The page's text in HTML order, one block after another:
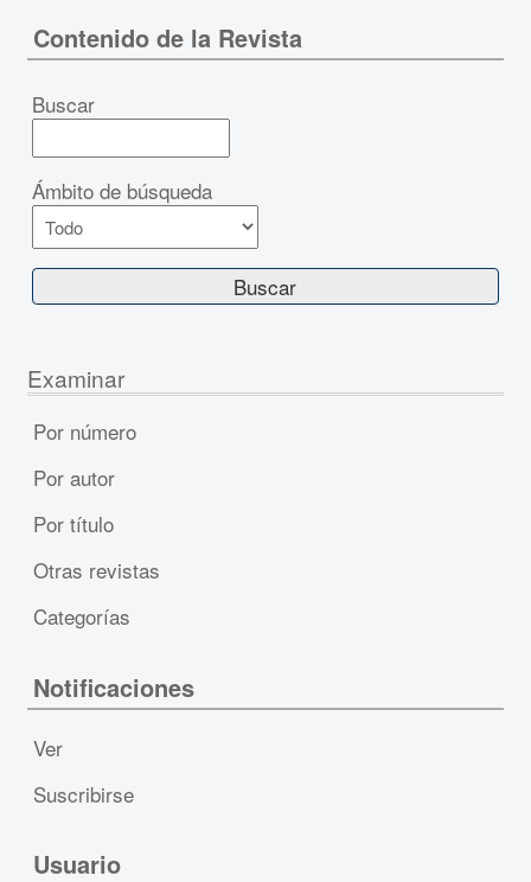
Contenido de la Revista
Buscar
Ámbito de búsqueda
Examinar
Por número
Por autor
Por título
Otras revistas
Categorías
Notificaciones
Ver
Suscribirse
Usuario